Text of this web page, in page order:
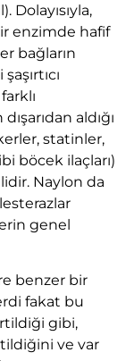
Dolayısıyla,
enzimde hafif
bağların
aldığı
statinler,
böcek ilaçları)
Naylon da
genel
benzer bir
fakat bu
gibi,
ve var